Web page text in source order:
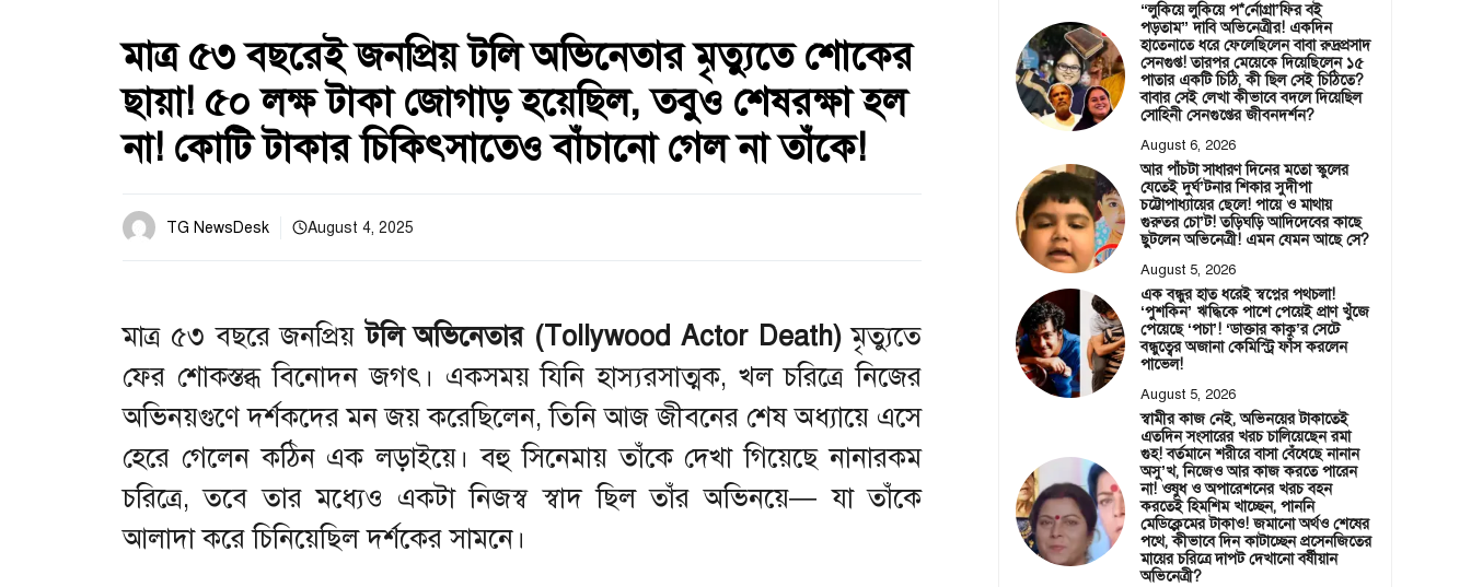
মাত্র ৫৩ বছরেই জনপ্রিয় টলি অভিনেতার মৃত্যুতে শোকের
ছায়া! ৫০ লক্ষ টাকা জোগাড় হয়েছিল, তবুও শেষরক্ষা হল
না! কোটি টাকার চিকিৎসাতেও বাঁচানো গেল না তাঁকে!
TG NewsDesk August 4, 2025
মাত্র ৫৩ বছরে জনপ্রিয়টলি অভিনেতার (Tollywood Actor Death)মৃত্যুতে
ফের শোকস্তব্ধ বিনোদন জগৎ। একসময় যিনি হাস্যরসাত্মক, খল চরিত্রে নিজের
অভিনয়গুণে দর্শকদের মন জয় করেছিলেন, তিনি আজ জীবনের শেষ অধ্যায়ে এসে
হেরে গেলেন কঠিন এক লড়াইয়ে। বহু সিনেমায় তাঁকে দেখা গিয়েছে নানারকম
চরিত্রে, তবে তার মধ্যেও একটা নিজস্ব স্বাদ ছিল তাঁর অভিনয়ে— যা তাঁকে
আলাদা করে চিনিয়েছিল দর্শকের সামনে।
“লুকিয়ে লুকিয়ে প*র্নোগ্রা’ফির বই
পড়তাম” দাবি অভিনেত্রীর! একদিন
হাতেনাতে ধরে ফেলেছিলেন বাবা রুদ্রপ্রসাদ
সেনগুপ্ত! তারপর মেয়েকে দিয়েছিলেন ১৫
পাতার একটি চিঠি, কী ছিল সেই চিঠিতে?
বাবার সেই লেখা কীভাবে বদলে দিয়েছিল
সোহিনী সেনগুপ্তের জীবনদর্শন?
August 6, 2026
আর পাঁচটা সাধারণ দিনের মতো স্কুলের
যেতেই দুর্ঘ’টনার শিকার সুদীপা
চট্টোপাধ্যায়ের ছেলে! পায়ে ও মাথায়
গুরুতর চো’ট! তড়িঘড়ি আদিদেবের কাছে
ছুটলেন অভিনেত্রী! এমন যেমন আছে সে?
August 5, 2026
এক বন্ধুর হাত ধরেই স্বপ্নের পথচলা!
‘পুশকিন’ ঋদ্ধিকে পাশে পেয়েই প্রাণ খুঁজে
পেয়েছে ‘পচা’! ‘ডাক্তার কাকু’র সেটে
বন্ধুত্বের অজানা কেমিস্ট্রি ফাঁস করলেন
পাভেল!
August 5, 2026
স্বামীর কাজ নেই, অভিনয়ের টাকাতেই
এতদিন সংসারের খরচ চালিয়েছেন রমা
গুহ! বর্তমানে শরীরে বাসা বেঁধেছে নানান
অসু’খ, নিজেও আর কাজ করতে পারেন
না! ওষুধ ও অপারেশনের খরচ বহন
করতেই হিমশিম খাচ্ছেন, পাননি
মেডিক্লেমের টাকাও! জমানো অর্থও শেষের
পথে, কীভাবে দিন কাটাচ্ছেন প্রসেনজিতের
মায়ের চরিত্রে দাপট দেখানো বর্ষীয়ান
অভিনেত্রী?